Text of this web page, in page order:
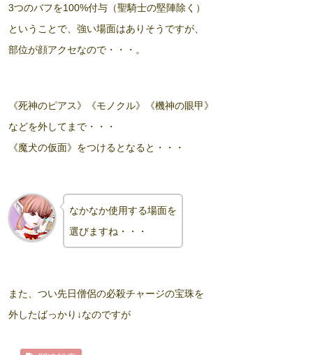
3つのバフを100%付与（聖騎士の堅陣除く）
ということで、強い場面はありそうですが、
部位が顔アクセなので・・・。
《死神のピアス》《モノクル》《機神の眼甲》
などを外してまで・・・
《魔犬の仮面》をつけるとなると・・・
なかなか使用する場面を
選びますね・・・
また、つい先日僧侶の必殺チャージの宝珠を
外したばっかり↓なのですが